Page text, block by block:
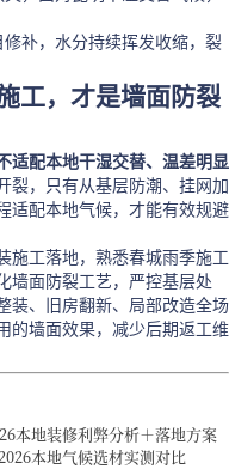
补，水分持续挥发收缩，裂
工，才是墙面防裂
适配本地干湿交替、温差明显
裂，只有从基层防潮、挂网加
适配本地气候，才能有效规避
施工落地，熟悉春城雨季施工
墙面防裂工艺，严控基层处
装、旧房翻新、局部改造全场
的墙面效果，减少后期返工维
本地装修利弊分析＋落地方案
本地气候选材实测对比